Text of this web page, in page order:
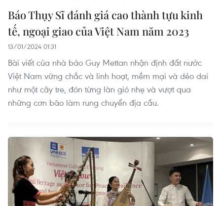
Báo Thụy Sĩ đánh giá cao thành tựu kinh
tế, ngoại giao của Việt Nam năm 2023
13/01/2024 01:31
Bài viết của nhà báo Guy Mettan nhận định đất nước
Việt Nam vững chắc và linh hoạt, mềm mại và dẻo dai
như một cây tre, đón từng làn gió nhẹ và vượt qua
những cơn bão làm rung chuyển địa cầu.